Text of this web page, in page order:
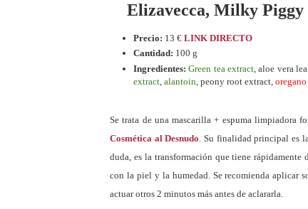
Elizavecca, Milky Piggy
Precio: 13 € LINK DIRECTO
Cantidad: 100 g
Ingredientes: Green tea extract , aloe vera
extract alantoin , peony root extract,
Se trata de una mascarilla + espuma limpiadora
Cosmética al Desnudo. Su finalidad principal es
duda, es la transformación que tiene rápidamente
con la piel y la humedad. Se recomienda aplicar
actuar otros 2 minutos más antes de aclararla.